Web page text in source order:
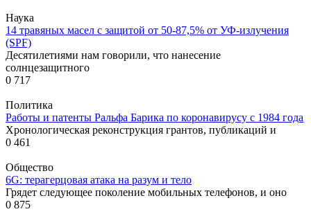
Наука
14 травяных масел с защитой от 50-87,5% от УФ-излучения
(SPF)
Десятилетиями нам говорили, что нанесение
солнцезащитного
0 717
Политика
Работы и патенты Ральфа Барика по коронавирусу с 1984 года
Хронологическая реконструкция грантов, публикаций и
0 461
Общество
6G: терагерцовая атака на разум и тело
Грядет следующее поколение мобильных телефонов, и оно
0 875